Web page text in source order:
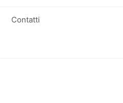
Contatti